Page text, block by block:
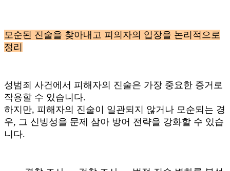
모순된 진술을 찾아내고 피의자의 입장을 논리적으로
정리
성범죄 사건에서 피해자의 진술은 가장 중요한 증거로
작용할 수 있습니다.
하지만, 피해자의 진술이 일관되지 않거나 모순되는 경
우, 그 신빙성을 문제 삼아 방어 전략을 강화할 수 있습
니다.